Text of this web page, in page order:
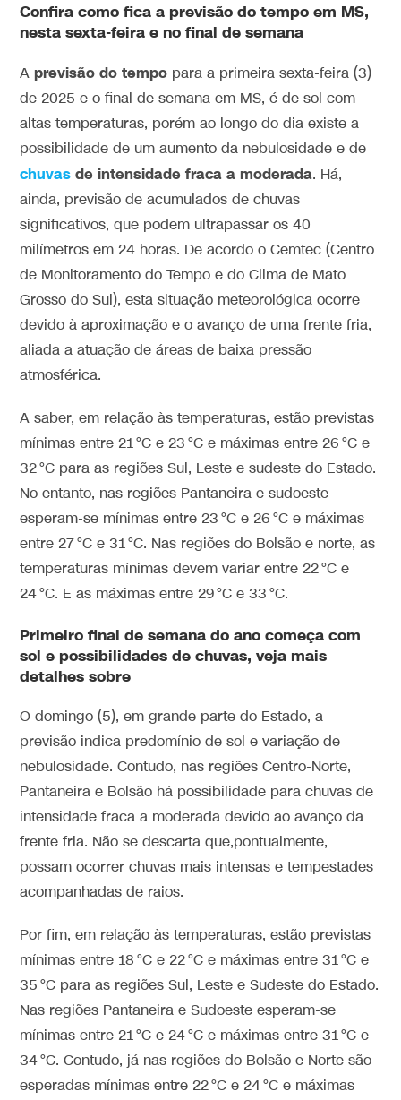
Confira como fica a previsão do tempo em MS,
nesta sexta-feira e no final de semana
Aprevisão do tempo para a primeira sexta-feira (3)
de 2025 e o final de semana em MS, é de sol com
altas temperaturas, porém ao longo do dia existe a
possibilidade de um aumento da nebulosidade e de
chuvas de intensidade fraca a moderada. Há,
ainda, previsão de acumulados de chuvas
significativos, que podem ultrapassar os 40
milímetros em 24 horas. De acordo o Cemtec (Centro
de Monitoramento do Tempo e do Clima de Mato
Grosso do Sul), esta situação meteorológica ocorre
devido à aproximação e o avanço de uma frente fria,
aliada a atuação de áreas de baixa pressão
atmosférica.
A saber, em relação às temperaturas, estão previstas
mínimas entre 21 °C e 23 °C e máximas entre 26 °C e
32 °C para as regiões Sul, Leste e sudeste do Estado.
No entanto, nas regiões Pantaneira e sudoeste
esperam-se mínimas entre 23 °C e 26 °C e máximas
entre 27 °C e 31 °C. Nas regiões do Bolsão e norte, as
temperaturas mínimas devem variar entre 22 °C e
24 °C. E as máximas entre 29 °C e 33 °C.
Primeiro final de semana do ano começa com
sol e possibilidades de chuvas, veja mais
detalhes sobre
O domingo (5), em grande parte do Estado, a
previsão indica predomínio de sol e variação de
nebulosidade. Contudo, nas regiões Centro-Norte,
Pantaneira e Bolsão há possibilidade para chuvas de
intensidade fraca a moderada devido ao avanço da
frente fria. Não se descarta que,pontualmente,
possam ocorrer chuvas mais intensas e tempestades
acompanhadas de raios.
Por fim, em relação às temperaturas, estão previstas
mínimas entre 18 °C e 22 °C e máximas entre 31 °C e
35 °C para as regiões Sul, Leste e Sudeste do Estado.
Nas regiões Pantaneira e Sudoeste esperam-se
mínimas entre 21 °C e 24 °C e máximas entre 31 °C e
34 °C. Contudo, já nas regiões do Bolsão e Norte são
esperadas mínimas entre 22 °C e 24 °C e máximas